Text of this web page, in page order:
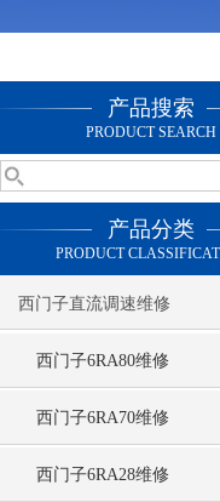
产品搜索
PRODUCT SEARCH
产品分类
PRODUCT
西门子直流调速维修
西门子6RA80维修
西门子6RA70维修
西门子6RA28维修